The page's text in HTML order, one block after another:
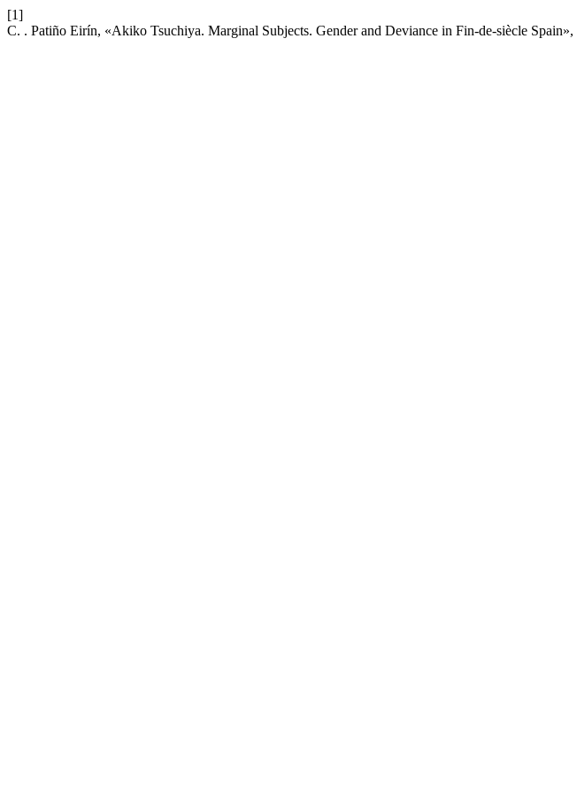
[1]
C. . Patiño Eirín, «Akiko Tsuchiya. Marginal Subjects. Gender and Deviance in Fin-de-siècle Spain»,